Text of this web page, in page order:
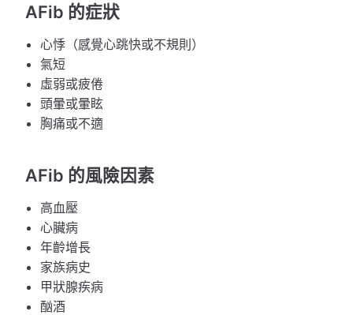
AFib 的症狀
心悸（感覺心跳快或不規則）
氣短
虛弱或疲倦
頭暈或暈眩
胸痛或不適
AFib 的風險因素
高血壓
心臟病
年齡增長
家族病史
甲狀腺疾病
酗酒